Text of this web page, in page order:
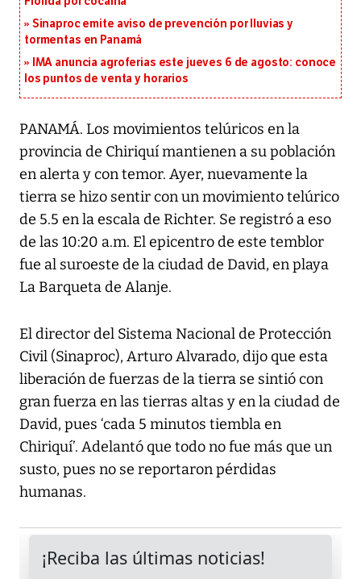
Sinaproc emite aviso de prevención por lluvias y
tormentas en Panamá
IMA anuncia agroferias este jueves 6 de agosto: conoce
los puntos de venta y horarios
PANAMÁ. Los movimientos telúricos en la
provincia de Chiriquí mantienen a su población
en alerta y con temor. Ayer, nuevamente la
tierra se hizo sentir con un movimiento telúrico
de 5.5 en la escala de Richter. Se registró a eso
de las 10:20 a.m. El epicentro de este temblor
fue al suroeste de la ciudad de David, en playa
La Barqueta de Alanje.
El director del Sistema Nacional de Protección
Civil (Sinaproc), Arturo Alvarado, dijo que esta
liberación de fuerzas de la tierra se sintió con
gran fuerza en las tierras altas y en la ciudad de
David, pues ‘cada 5 minutos tiembla en
Chiriquí’. Adelantó que todo no fue más que un
susto, pues no se reportaron pérdidas
humanas.